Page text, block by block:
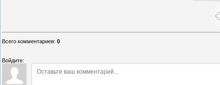
Всего комментариев: 0
Войдите: